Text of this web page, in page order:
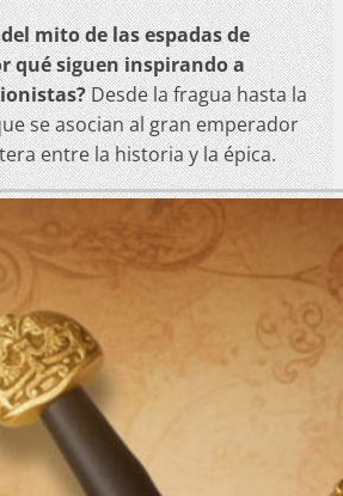
mito de las espadas de
qué siguen inspirando a
Desde la fragua hasta la
se asocian al gran emperador
entre la historia y la épica.